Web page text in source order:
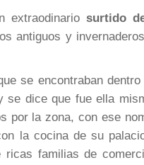
extraodinario surtido
antiguos y
se encontraban
dice que fue ella
por la zona, con ese
la cocina de su
ricas familias de